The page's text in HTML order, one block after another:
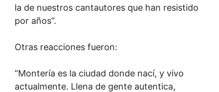
la de nuestros cantautores que han resistido
por años”.
Otras reacciones fueron:
“Montería es la ciudad donde nací, y vivo
actualmente. Llena de gente autentica,